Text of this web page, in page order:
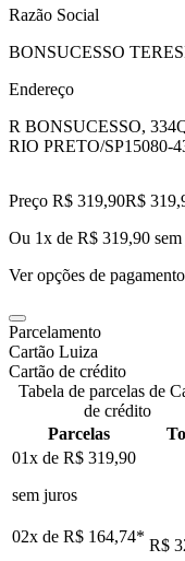
Razão Social
BONSUCESSO
Endereço
R BONSUCESSO, 334
RIO PRETO/SP15080-
Preço R$ 319,90R$ 319,
Ou 1x de R$ 319,90
Ver opções de pagamento
Parcelamento
Cartão Luiza
Cartão de crédito
Tabela de parcelas de
de crédito
Parcelas
01x de R$ 319,90
sem juros
02x de R$ 164,74* R$